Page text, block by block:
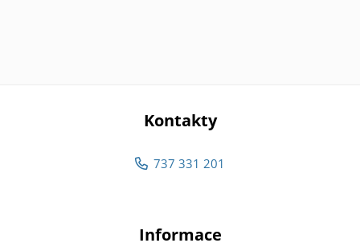
Kontakty
737 331 201
Informace